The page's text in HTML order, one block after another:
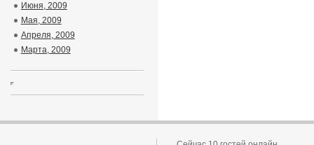
Июня, 2009
Мая, 2009
Апреля, 2009
Марта, 2009